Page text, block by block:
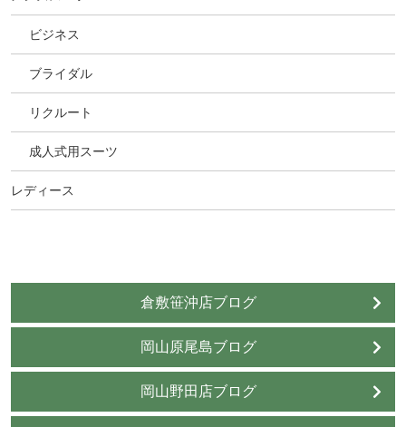
ビジネス
ブライダル
リクルート
成人式用スーツ
レディース
倉敷笹沖店ブログ
岡山原尾島ブログ
岡山野田店ブログ